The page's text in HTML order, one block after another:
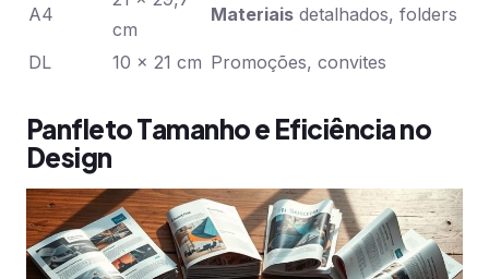
A4
cm
Materiais detalhados, folders
DL 10 x 21 cm Promoções, convites
Panfleto Tamanho e Eficiência no
Design